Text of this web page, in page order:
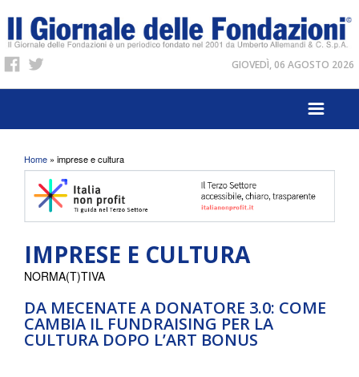
GIOVEDÌ, 06 AGOSTO 2026
Tu sei qui
Home » imprese e cultura
IMPRESE E CULTURA
DA MECENATE A DONATORE 3.0: COME
CAMBIA IL FUNDRAISING PER LA
CULTURA DOPO L’ART BONUS
NORMA(T)TIVA